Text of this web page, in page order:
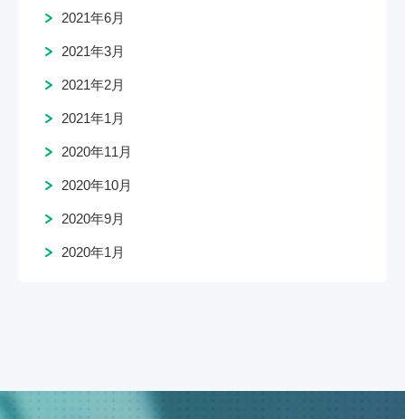
2021年6月
2021年3月
2021年2月
2021年1月
2020年11月
2020年10月
2020年9月
2020年1月